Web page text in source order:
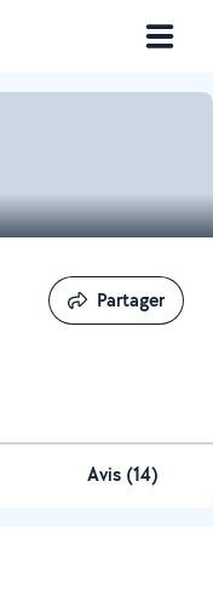
Partager
Partager
Avis (14)